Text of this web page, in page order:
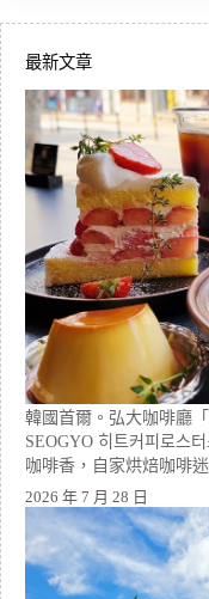
最新文章
韓國首爾。弘大咖啡廳
SEOGYO 히트커피로스
咖啡香，自家烘焙咖啡迷
2026 年 7 月 28 日